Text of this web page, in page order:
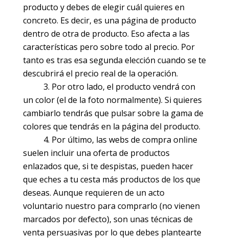
producto y debes de elegir cuál quieres en
concreto. Es decir, es una página de producto
dentro de otra de producto. Eso afecta a las
características pero sobre todo al precio. Por
tanto es tras esa segunda elección cuando se te
descubrirá el precio real de la operación.
Por otro lado, el producto vendrá con
un color (el de la foto normalmente). Si quieres
cambiarlo tendrás que pulsar sobre la gama de
colores que tendrás en la página del producto.
Por último, las webs de compra online
suelen incluir una oferta de productos
enlazados que, si te despistas, pueden hacer
que eches a tu cesta más productos de los que
deseas. Aunque requieren de un acto
voluntario nuestro para comprarlo (no vienen
marcados por defecto), son unas técnicas de
venta persuasivas por lo que debes plantearte